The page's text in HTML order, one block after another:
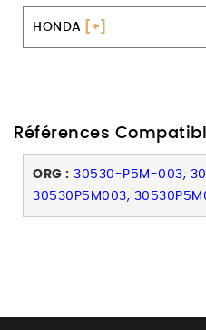
HONDA [+]
Références
ORG : 30530-P5M-003,
30530P5M003,